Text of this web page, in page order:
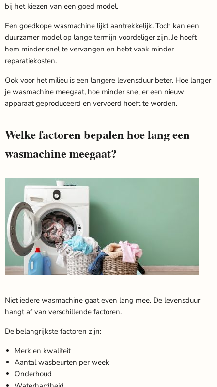
bij het kiezen van een goed model.
Een goedkope wasmachine lijkt aantrekkelijk. Toch kan een
duurzamer model op lange termijn voordeliger zijn. Je hoeft
hem minder snel te vervangen en hebt vaak minder
reparatiekosten.
Ook voor het milieu is een langere levensduur beter. Hoe langer
je wasmachine meegaat, hoe minder snel er een nieuw
apparaat geproduceerd en vervoerd hoeft te worden.
Welke factoren bepalen hoe lang een
wasmachine meegaat?
Niet iedere wasmachine gaat even lang mee. De levensduur
hangt af van verschillende factoren.
De belangrijkste factoren zijn:
Merk en kwaliteit
Aantal wasbeurten per week
Onderhoud